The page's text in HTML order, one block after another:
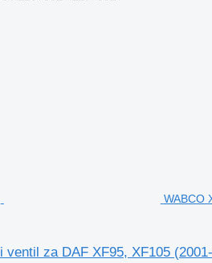
WABCO
za DAF XF95, XF105